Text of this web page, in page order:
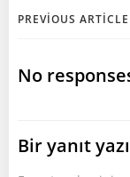
Post
PREVIOUS ARTICLE
No
Bir yanıt